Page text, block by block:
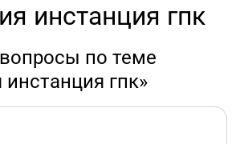
инстанция гпк
по теме
гпк»